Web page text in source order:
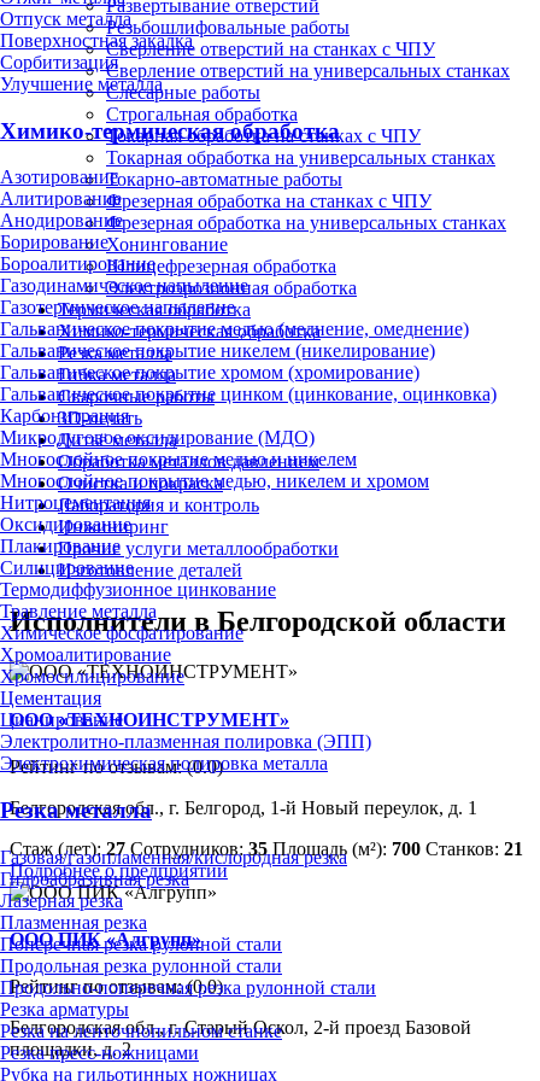
Отпуск металла
Поверхностная закалка
Сорбитизация
Улучшение металла
Химико-термическая обработка
Азотирование
Алитирование
Анодирование
Борирование
Бороалитирование
Газодинамическое напыление
Газотермическое напыление
Гальваническое покрытие медью (меднение, омеднение)
Гальваническое покрытие никелем (никелирование)
Гальваническое покрытие хромом (хромирование)
Гальваническое покрытие цинком (цинкование, оцинковка)
Карбонитрация
Микродуговое оксидирование (МДО)
Многослойное покрытие медью и никелем
Многослойное покрытие медью, никелем и хромом
Нитроцементация
Оксидирование
Плакирование
Силицирование
Термодиффузионное цинкование
Травление металла
Химическое фосфатирование
Хромоалитирование
Хромосилицирование
Цементация
Цианирование
Электролитно-плазменная полировка (ЭПП)
Электрохимическая полировка металла
Резка металла
Газовая/газопламенная/кислородная резка
Гидроабразивная резка
Лазерная резка
Плазменная резка
Поперечная резка рулонной стали
Продольная резка рулонной стали
Продольно-поперечная резка рулонной стали
Резка арматуры
Резка на ленточнопильном станке
Резка пресс-ножницами
Рубка на гильотинных ножницах
Развертывание отверстий
Резьбошлифовальные работы
Сверление отверстий на станках с ЧПУ
Сверление отверстий на универсальных станках
Слесарные работы
Строгальная обработка
Токарная обработка на станках с ЧПУ
Токарная обработка на универсальных станках
Токарно-автоматные работы
Фрезерная обработка на станках с ЧПУ
Фрезерная обработка на универсальных станках
Хонингование
Шлицефрезерная обработка
Электроэрозионная обработка
Термическая обработка
Химико-термическая обработка
Резка металла
Гибка металла
Сварочные работы
3D-печать
Литьё металла
Обработка металлов давлением
Очистка и покраска
Лаборатория и контроль
Инжиниринг
Прочие услуги металлообработки
Изготовление деталей
Исполнители в Белгородской области
ООО «ТЕХНОИНСТРУМЕНТ»
Рейтинг по отзывам:(0.0)
Белгородская обл., г. Белгород, 1-й Новый переулок, д. 1
Стаж (лет): 27 Сотрудников: 35 Площадь (м²): 700 Станков: 21
Подробнее о предприятии
ООО ПИК «Алгрупп»
Рейтинг по отзывам:(0.0)
Белгородская обл., г. Старый Оскол, 2-й проезд Базовой
площадки, д. 2